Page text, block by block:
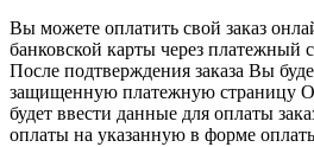
Вы можете оплатить свой заказ
банковской карты через платежный
После подтверждения заказа Вы
защищенную платежную страницу
будет ввести данные для оплаты
оплаты на указанную в форме